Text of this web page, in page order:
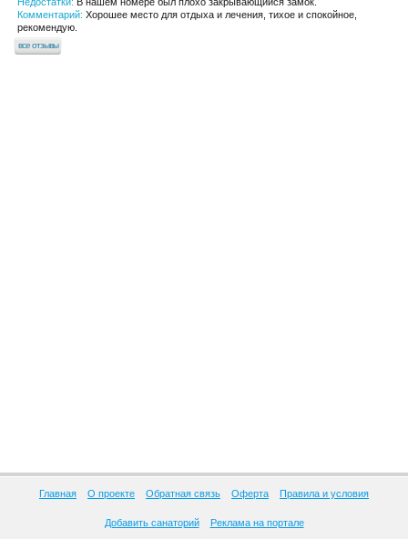
Комментарий: Хорошее место для отдыха и лечения, тихое и спокойное,
рекомендую.
все отзывы
Главная О проекте Обратная связь Оферта Правила и условия
Добавить санаторий Реклама на портале